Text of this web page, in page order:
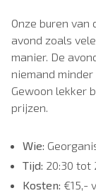
Onze buren
avond zoals
manier. De
niemand minder
Gewoon lekker
prijzen.
Wie:
Tijd: 20:30 tot
Kosten: €15,-